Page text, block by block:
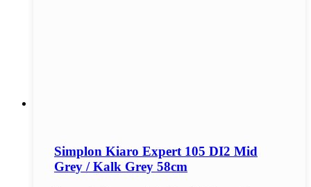
Simplon Kiaro Expert 105 DI2 Mid
Grey / Kalk Grey 58cm